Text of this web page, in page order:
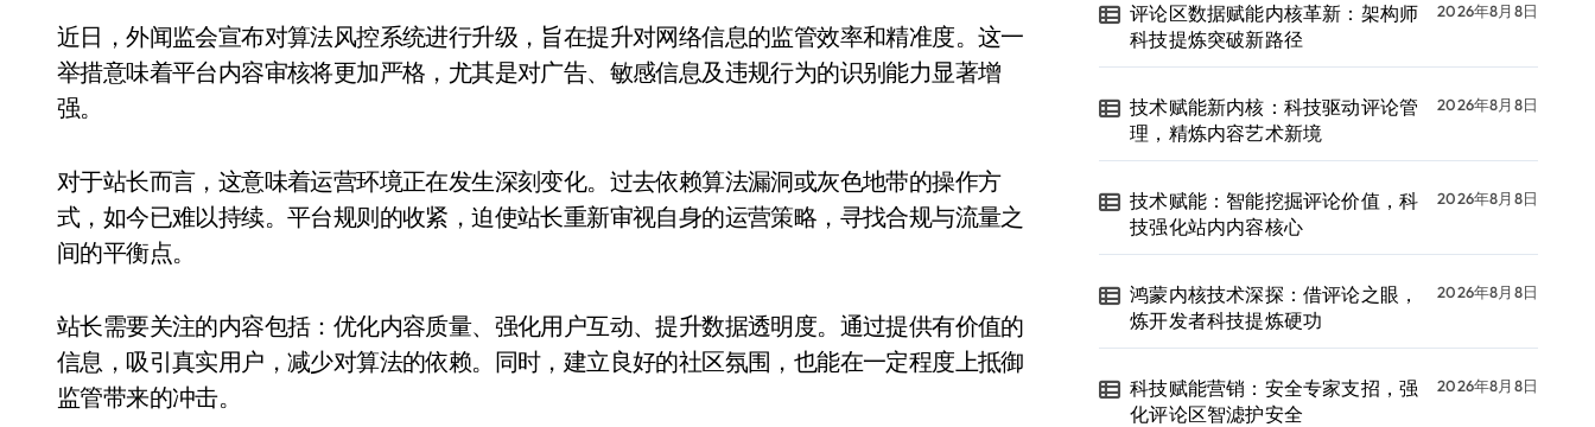
近日，外闻监会宣布对算法风控系统进行升级，旨在提升对网络信息的监管效率和精准度。这一
举措意味着平台内容审核将更加严格，尤其是对广告、敏感信息及违规行为的识别能力显著增
强。
对于站长而言，这意味着运营环境正在发生深刻变化。过去依赖算法漏洞或灰色地带的操作方
式，如今已难以持续。平台规则的收紧，迫使站长重新审视自身的运营策略，寻找合规与流量之
间的平衡点。
站长需要关注的内容包括：优化内容质量、强化用户互动、提升数据透明度。通过提供有价值的
信息，吸引真实用户，减少对算法的依赖。同时，建立良好的社区氛围，也能在一定程度上抵御
监管带来的冲击。
评论区数据赋能内核革新：架构师
科技提炼突破新路径
2026年8月8日
技术赋能新内核：科技驱动评论管
理，精炼内容艺术新境
2026年8月8日
技术赋能：智能挖掘评论价值，科
技强化站内内容核心
2026年8月8日
鸿蒙内核技术深探：借评论之眼，
炼开发者科技提炼硬功
2026年8月8日
科技赋能营销：安全专家支招，强
化评论区智滤护安全
2026年8月8日